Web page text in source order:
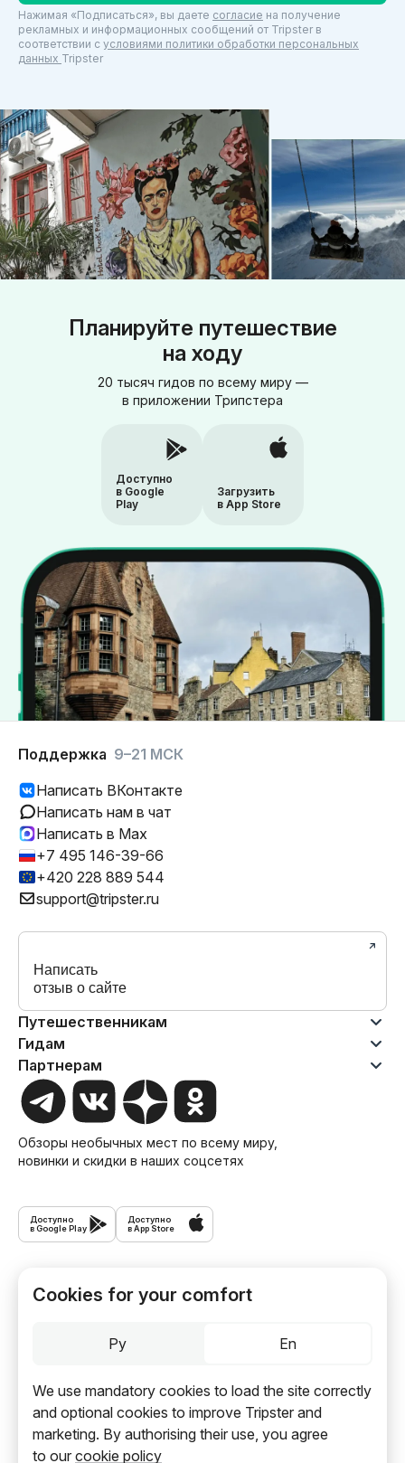
Нажимая «Подписаться», вы даете согласие на получение
рекламных и информационных сообщений от Tripster в
соответствии c условиями политики обработки персональных
данных Tripster
Планируйте путешествие
на ходу
20 тысяч гидов по всему миру —
в приложении Трипстера
Доступно
в Google
Play
Загрузить
в App Store
Cookies for your comfort
Ру En
We use mandatory cookies to load the site correctly
and optional cookies to improve Tripster and
marketing. By authorising their use, you agree
to our cookie policy
Обзоры необычных мест по всему миру,
новинки и скидки в наших соцсетях
Доступно
в Google Play
Доступно
в App Store
Экскурсии
Вакансии
О проекте
Путешественникам
Гидам
Партнерам
Поддержка 9–21 МСК
Написать ВКонтакте
Написать нам в чат
Написать в Max
+7 495 146-39-66
+420 228 889 544
support@tripster.ru
Написать
отзыв о сайте